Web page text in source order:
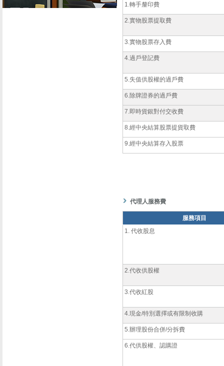
1.轉手釐印費
2.實物股票提取費
3.實物股票存入費
4.過戶登記費
5.失值供股權的過戶費
6.除牌證券的過戶費
7.即時貨銀對付交收費
8.經中央結算股票提貨取費
9.經中央結算存入股票
代理人服務費
服務項目
1. 代收股息
2.代收供股權
3.代收紅股
4.現金/特別選擇或有限制收購
5.辦理股份合併/分拆費
6.代供股權、認購證